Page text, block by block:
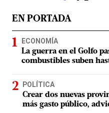
EN PORTADA
ECONOMÍA
La guerra en el Golfo
combustibles suben
POLÍTICA
Crear dos nuevas
más gasto público,